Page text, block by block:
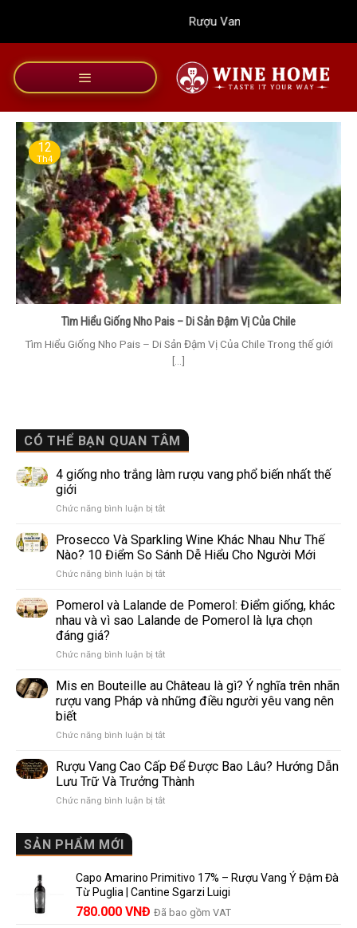
dung
Rượu Vang Wine Home
CÓ THỂ BẠN QUAN TÂM
4 giống nho trắng làm rượu vang phổ biến nhất thế
giới
Chức năng bình luận bị tắtở
giống
nho
trắng
làm
vang
phổ
thế
Prosecco Và Sparkling Wine Khác Nhau Như Thế
Nào? 10 Điểm So Sánh Dễ Hiểu Cho Người Mới
Chức năng bình luận bị tắtở
Sparkling
Wine
Nhau
Thế
Nào?
10
So
Dễ
Hiểu
Người
Pomerol và Lalande de Pomerol: Điểm giống, khác
nhau và vì sao Lalande de Pomerol là lựa chọn
đáng giá?
Chức năng bình luận bị tắtở
và
Lalande
de
Điểm
khác
nhau
và
vì
lựa
chọn
đáng
Mis en Bouteille au Château là gì? Ý nghĩa trên nhãn
rượu vang Pháp và những điều người yêu vang nên
biết
Chức năng bình luận bị tắtở
en
Bouteille
au
Château
nhãn
rượu
vang
Rượu Vang Cao Cấp Để Được Bao Lâu? Hướng Dẫn
Lưu Trữ Và Trưởng Thành
Chức năng bình luận bị tắtở
Được
Bao
Lâu?
Hướng
SẢN PHẨM MỚI
Capo Amarino Primitivo 17% – Rượu Vang Ý Đậm Đà
Từ Puglia | Cantine Sgarzi Luigi
Giá
780.000 VNĐ Giá
Đã bao gồm VAT
Tìm Hiểu Giống Nho Pais – Di Sản Đậm Vị Của Chile
Tìm Hiểu Giống Nho Pais – Di Sản Đậm Vị Của Chile Trong thế giới
[...]
12
Th4